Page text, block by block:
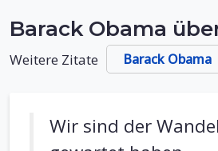
Barack Obama
Weitere Zitate Barack Obama
Wir sind der